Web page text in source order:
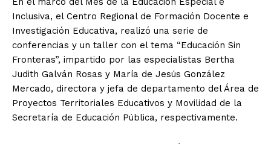
Inclusiva, el Centro Regional de Formación Docente e
Investigación Educativa, realizó una serie de
conferencias y un taller con el tema “Educación Sin
Fronteras”, impartido por las especialistas Bertha
Judith Galván Rosas y María de Jesús González
Mercado, directora y jefa de departamento del Área de
Proyectos Territoriales Educativos y Movilidad de la
Secretaría de Educación Pública, respectivamente.